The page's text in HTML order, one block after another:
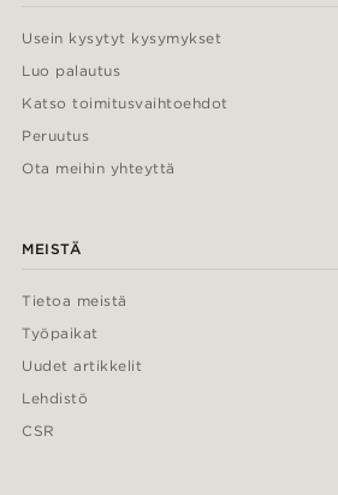
Usein kysytyt kysymykset
Luo palautus
Katso toimitusvaihtoehdot
Peruutus
Ota meihin yhteyttä
MEISTÄ
Tietoa meistä
Työpaikat
Uudet artikkelit
Lehdistö
CSR